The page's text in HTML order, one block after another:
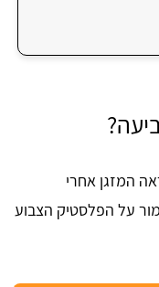
המזגן אחרי
על הפלסטיק הצבוע